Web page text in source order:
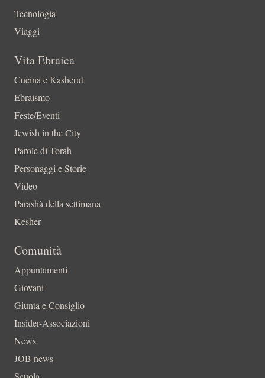
Tecnologia
Viaggi
Vita Ebraica
Cucina e Kasherut
Ebraismo
Feste/Eventi
Jewish in the City
Parole di Torah
Personaggi e Storie
Video
Parashà della settimana
Kesher
Comunità
Appuntamenti
Giovani
Giunta e Consiglio
Insider-Associazioni
News
JOB news